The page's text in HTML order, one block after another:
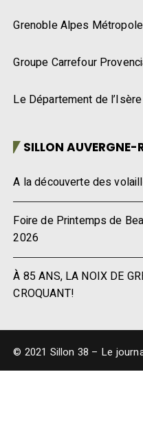
Grenoble Alpes Métropole
Groupe Carrefour
Le Département de l’Isère
SILLON AUVERGNE-
A la découverte des
Foire de Printemps de
2026
À 85 ANS, LA NOIX DE
CROQUANT!
© 2021 Sillon 38 – Le